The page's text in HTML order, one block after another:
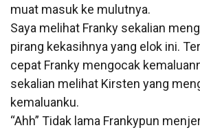
muat masuk ke mulutnya.
Saya melihat Franky sekalian
pirang kekasihnya yang elok ini.
cepat Franky mengocak
sekalian melihat Kirsten yang
kemaluanku.
“Ahh” Tidak lama Frankypun